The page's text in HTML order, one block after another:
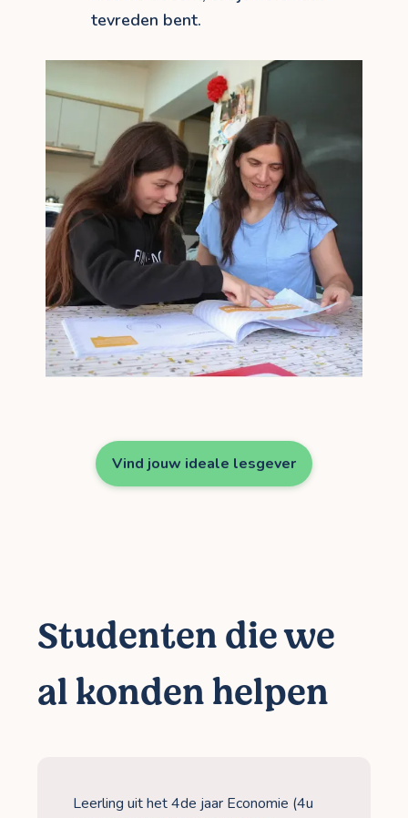
tevreden bent.
Vind jouw ideale lesgever
Studenten die we
al konden helpen
Leerling uit het 4de jaar Economie (4u